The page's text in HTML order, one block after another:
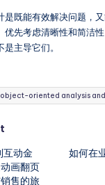
是既能有效解决问题，
优先考虑清晰性和简洁
主导它们。
object-oriented analysis
互动金
画翻页
售的旅
如何在